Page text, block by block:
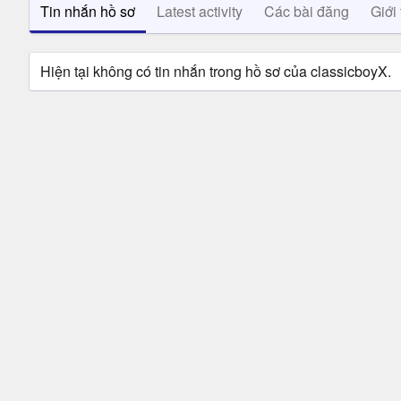
Tin nhắn hồ sơ Latest activity Các bài đăng Giới
Hiện tại không có tin nhắn trong hồ sơ của classicboyX.